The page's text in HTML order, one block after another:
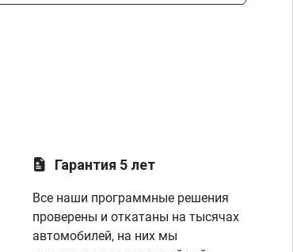
Гарантия 5 лет
Все наши программные решения
проверены и откатаны на тысячах
автомобилей, на них мы